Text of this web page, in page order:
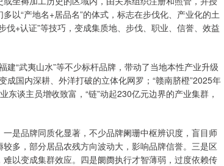
以“产地名+居品名”的体式，标志在步伐化、产业化的土
+认证”等技巧，变成集质地、步伐、职业、信誉、效益
建“武夷山水”等不少标杆品牌，带动了当地本性产业升级
国内深耕、外洋打破的立体化网罗；“赣南脐橙”2025年
谈主员增收致富，“链”动起230亿元边界的产业集群，
是品牌同质化显著，不少品牌阑珊中枢辨识度，盲目师
多，部分居品农残方向波动大，影响品牌信誉。三是区
以变成集群效应。四是阛阓执行才智薄弱，过度依赖传